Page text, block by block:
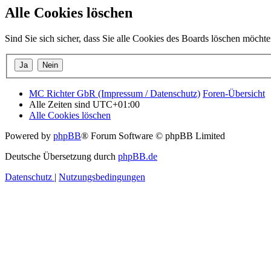
Alle Cookies löschen
Sind Sie sich sicher, dass Sie alle Cookies des Boards löschen
MC Richter GbR (Impressum / Datenschutz) Foren-Übersicht
Alle Zeiten sind UTC+01:00
Alle Cookies löschen
Powered by phpBB® Forum Software © phpBB Limited
Deutsche Übersetzung durch phpBB.de
Datenschutz | Nutzungsbedingungen